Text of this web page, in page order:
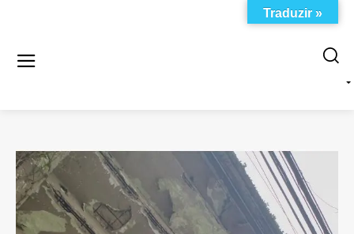
Traduzir »